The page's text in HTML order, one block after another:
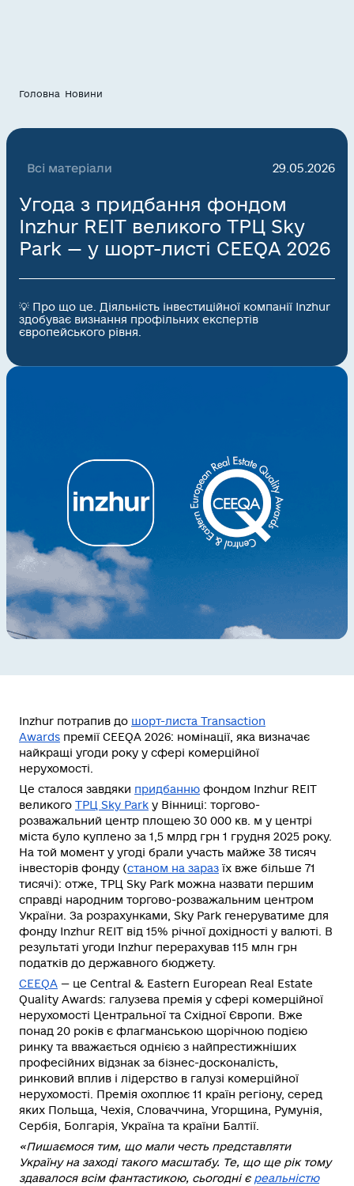
Головна Новини
Всі матеріали 29.05.2026
Угода з придбання фондом
Inzhur REIT великого ТРЦ Sky
Park — у шорт-листі CEEQA 2026
💡 Про що це. Діяльність інвестиційної компанії Inzhur
здобуває визнання профільних експертів
європейського рівня.
Inzhur потрапив до шорт-листа Transaction
Awards премії CEEQA 2026: номінації, яка визначає
найкращі угоди року у сфері комерційної
нерухомості.
Це сталося завдяки придбанню фондом Inzhur REIT
великого ТРЦ Sky Park у Вінниці: торгово-
розважальний центр площею 30 000 кв. м у центрі
міста було куплено за 1,5 млрд грн 1 грудня 2025 року.
На той момент у угоді брали участь майже 38 тисяч
інвесторів фонду (станом на зараз їх вже більше 71
тисячі): отже, ТРЦ Sky Park можна назвати першим
справді народним торгово-розважальним центром
України. За розрахунками, Sky Park генеруватиме для
фонду Inzhur REIT від 15% річної дохідності у валюті. В
результаті угоди Inzhur перерахував 115 млн грн
податків до державного бюджету.
CEEQA — це Central & Eastern European Real Estate
Quality Awards: галузева премія у сфері комерційної
нерухомості Центральної та Східної Європи. Вже
понад 20 років є флагманською щорічною подією
ринку та вважається однією з найпрестижніших
професійних відзнак за бізнес-досконалість,
ринковий вплив і лідерство в галузі комерційної
нерухомості. Премія охоплює 11 країн регіону, серед
яких Польща, Чехія, Словаччина, Угорщина, Румунія,
Сербія, Болгарія, Україна та країни Балтії.
«Пишаємося тим, що мали честь представляти
Україну на заході такого масштабу. Те, що ще рік тому
здавалося всім фантастикою, сьогодні є реальністю